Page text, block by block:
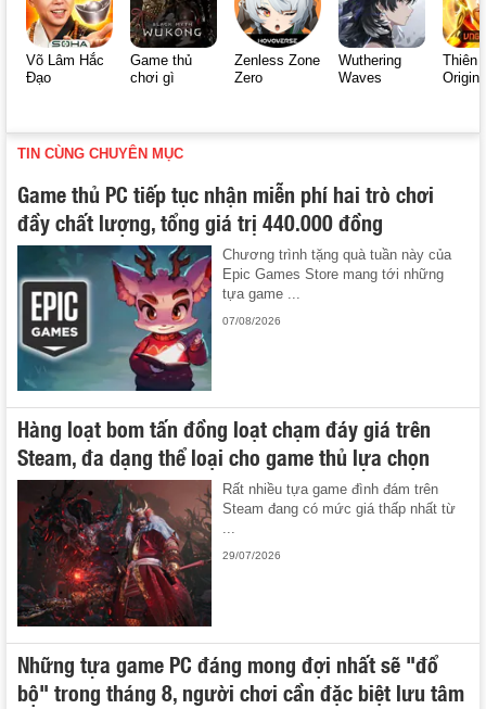
Võ Lâm Hắc
Đạo
Game thủ
chơi gì
Zenless Zone
Zero
Wuthering
Waves
Thiên
Origin
TIN CÙNG CHUYÊN MỤC
Game thủ PC tiếp tục nhận miễn phí hai trò chơi
đầy chất lượng, tổng giá trị 440.000 đồng
Chương trình tặng quà tuần này của
Epic Games Store mang tới những
tựa game ...
07/08/2026
Hàng loạt bom tấn đồng loạt chạm đáy giá trên
Steam, đa dạng thể loại cho game thủ lựa chọn
Rất nhiều tựa game đình đám trên
Steam đang có mức giá thấp nhất từ
...
29/07/2026
Những tựa game PC đáng mong đợi nhất sẽ "đổ
bộ" trong tháng 8, người chơi cần đặc biệt lưu tâm